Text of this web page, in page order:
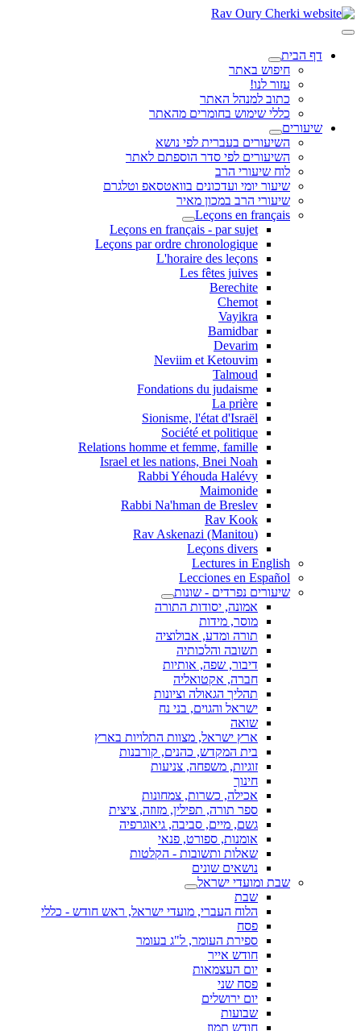
דף הבית
חיפוש באתר
עזור לנו!
כתוב למנהל האתר
כללי שימוש בחומרים מהאתר
שיעורים
השיעורים בעברית לפי נושא
השיעורים לפי סדר הוספתם לאתר
לוח שיעורי הרב
שיעור יומי ועדכונים בוואטסאפ וטלגרם
שיעורי הרב במכון מאיר
Leçons en français
Leçons en français - par sujet
Leçons par ordre chronologique
L'horaire des leçons
Les fêtes juives
Berechite
Chemot
Vayikra
Bamidbar
Devarim
Neviim et Ketouvim
Talmoud
Fondations du judaisme
La prière
Sionisme, l'état d'Israël
Société et politique
Relations homme et femme, famille
Israel et les nations, Bnei Noah
Rabbi Yéhouda Halévy
Maimonide
Rabbi Na'hman de Breslev
Rav Kook
(Rav Askenazi (Manitou
Leçons divers
Lectures in English
Lecciones en Español
שיעורים נפרדים - שונות
אמונה, יסודות התורה
מוסר, מידות
תורה ומדע, אבולוציה
תשובה והלכותיה
דיבור, שפה, אותיות
חברה, אקטואליה
תהליך הגאולה וציונות
ישראל והגוים, בני נח
שואה
ארץ ישראל, מצוות התלויות בארץ
בית המקדש, כהנים, קורבנות
זוגיות, משפחה, צניעות
חינוך
אכילה, כשרות, צמחונות
ספר תורה, תפילין, מזוזה, ציצית
גשם, מיים, סביבה, גיאוגרפיה
אומנות, ספורט, פנאי
שאלות ותשובות - הקלטות
נושאים שונים
שבת ומועדי ישראל
שבת
הלוח העברי, מועדי ישראל, ראש חודש - כללי
פסח
ספירת העומר, ל"ג בעומר
חודש אייר
יום העצמאות
פסח שני
יום ירושלים
שבועות
חודש תמוז